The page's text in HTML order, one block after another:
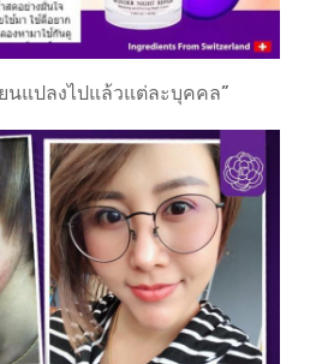
นแปลงไปแล้วแต่ละบุคคล”